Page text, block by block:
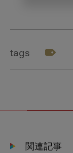
ー
３
tags
関連記事